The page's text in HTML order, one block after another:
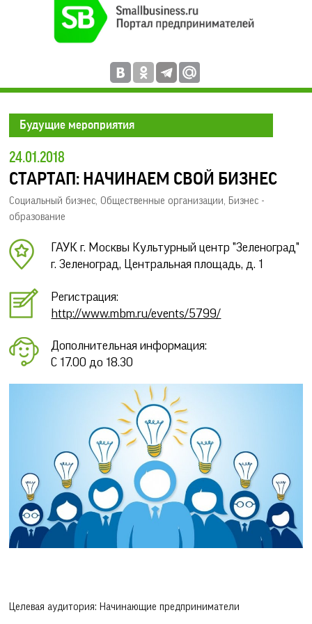
Будущие мероприятия
24.01.2018
СТАРТАП: НАЧИНАЕМ СВОЙ БИЗНЕС
Социальный бизнес Общественные организации
Бизнес -
образование
ГАУК г. Москвы Культурный центр "Зеленоград"
г. Зеленоград, Центральная площадь, д. 1
Регистрация:
http://www.mbm.ru/events/5799/
Дополнительная информация:
С 17.00 до 18.30
Целевая аудитория: Начинающие предприниматели